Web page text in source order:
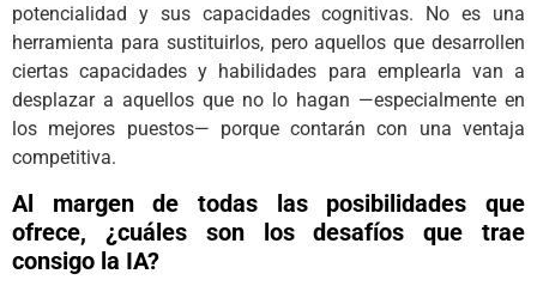
potencialidad y sus capacidades cognitivas. No es una
herramienta para sustituirlos, pero aquellos que desarrollen
ciertas capacidades y habilidades para emplearla van a
desplazar a aquellos que no lo hagan —especialmente en
los mejores puestos— porque contarán con una ventaja
competitiva.
Al margen de todas las posibilidades que
ofrece, ¿cuáles son los desafíos que trae
consigo la IA?